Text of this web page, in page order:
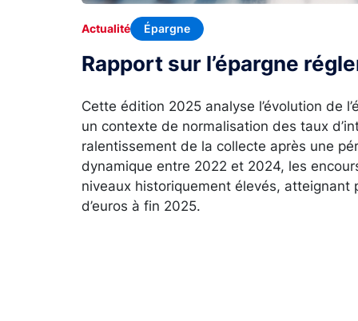
Rapport sur l’épargne
Actualité Épargne
Cette édition 2025 analyse l’évolution de
un contexte de normalisation des taux
ralentissement de la collecte après une
dynamique entre 2022 et 2024, les
niveaux historiquement élevés, atteignant
d’euros à fin 2025.